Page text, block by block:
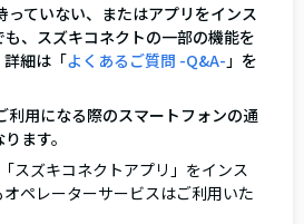
ていない、またはアプリをインス
も、スズキコネクトの一部の機能を
詳細は「よくあるご質問 -Q&A- 」を
用になる際のスマートフォンの通
ます。
スズキコネクトアプリ」をインス
オペレーターサービスはご利用いた